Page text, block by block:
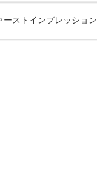
ストインプレッション